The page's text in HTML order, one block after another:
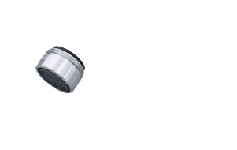
已下架商品